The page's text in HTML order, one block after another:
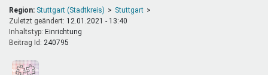
Region: Stuttgart (Stadtkreis)
Stuttgart
Zuletzt geändert: 12.01.2021 - 13:40
Inhaltstyp:
einrichtung
Beitrag Id: 240795